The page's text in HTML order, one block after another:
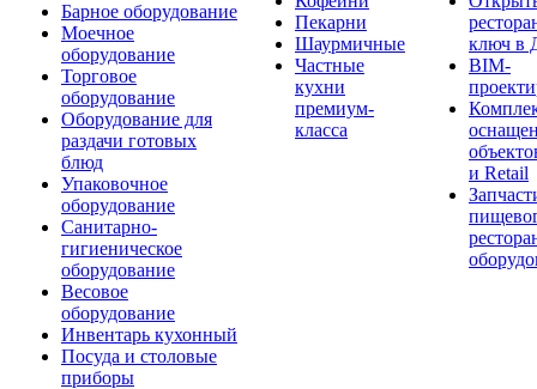
Барное оборудование
Моечное
оборудование
Торговое
оборудование
Оборудование для
раздачи готовых
блюд
Упаковочное
оборудование
Санитарно-
гигиеническое
оборудование
Весовое
оборудование
Инвентарь кухонный
Посуда и столовые
приборы
Пекарни
Шаурмичные
Частные
кухни
премиум-
класса
ключ в
BIM-
и Retail